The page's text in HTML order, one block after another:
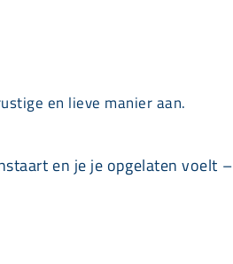
en lieve manier aan.
en je je opgelaten voelt